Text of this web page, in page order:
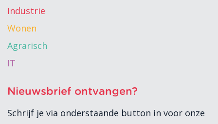
Industrie
Wonen
Agrarisch
IT
Nieuwsbrief ontvangen?
Schrijf je via onderstaande button in voor onze